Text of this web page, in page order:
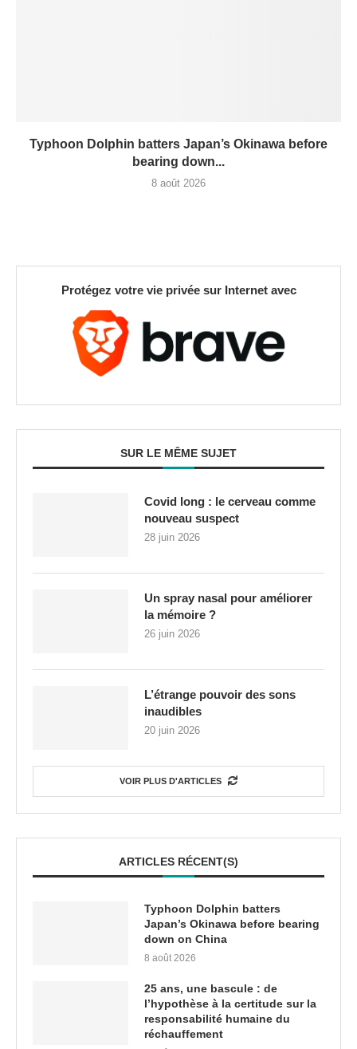
Typhoon Dolphin batters Japan’s Okinawa before
bearing down...
8 août 2026
Protégez votre vie privée sur Internet avec
SUR LE MÊME SUJET
Covid long : le cerveau comme
nouveau suspect
28 juin 2026
Un spray nasal pour améliorer
la mémoire ?
26 juin 2026
L’étrange pouvoir des sons
inaudibles
20 juin 2026
VOIR PLUS D'ARTICLES
ARTICLES RÉCENT(S)
Typhoon Dolphin batters
Japan’s Okinawa before bearing
down on China
8 août 2026
25 ans, une bascule : de
l’hypothèse à la certitude sur la
responsabilité humaine du
réchauffement